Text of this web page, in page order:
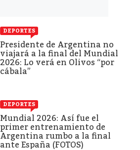
DEPORTES
Presidente de Argentina no
viajará a la final del Mundial
2026: Lo verá en Olivos “por
cábala”
DEPORTES
Mundial 2026: Así fue el
primer entrenamiento de
Argentina rumbo a la final
ante España (FOTOS)